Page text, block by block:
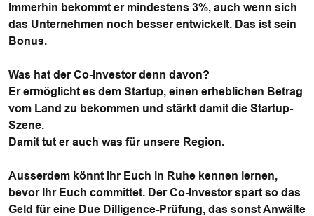
Immerhin bekommt er mindestens 3%, auch wenn sich
das Unternehmen noch besser entwickelt. Das ist sein
Bonus.
Was hat der Co-Investor denn davon?
Er ermöglicht es dem Startup, einen erheblichen Betrag
vom Land zu bekommen und stärkt damit die Startup-
Szene.
Damit tut er auch was für unsere Region.
Ausserdem könnt Ihr Euch in Ruhe kennen lernen,
bevor Ihr Euch committet. Der Co-Investor spart so das
Geld für eine Due Dilligence-Prüfung, das sonst Anwälte